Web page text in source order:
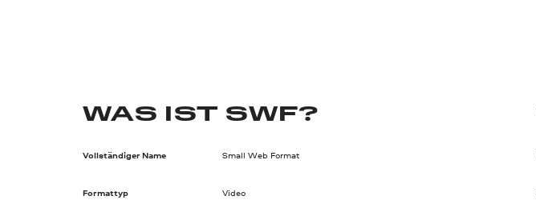
WAS IST SWF?
Vollständiger Name Small Web Format
Formattyp Video